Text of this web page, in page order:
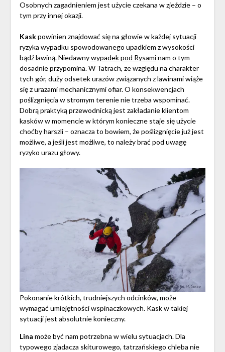
Osobnych zagadnieniem jest użycie czekana w zjeździe – o
tym przy innej okazji.
Kaskpowinien znajdować się na głowie w każdej sytuacji
ryzyka wypadku spowodowanego upadkiem z wysokości
bądź lawiną. Niedawnywypadek pod Rysaminam o tym
dosadnie przypomina. W Tatrach, ze względu na charakter
tych gór, duży odsetek urazów związanych z lawinami wiąże
się z urazami mechanicznymi ofiar. O konsekwencjach
poślizgnięcia w stromym terenie nie trzeba wspominać.
Dobrą praktyką przewodnicką jest zakładanie klientom
kasków w momencie w którym konieczne staje się użycie
choćby harszli – oznacza to bowiem, że poślizgnięcie już jest
możliwe, a jeśli jest możliwe, to należy brać pod uwagę
ryzyko urazu głowy.
Pokonanie krótkich, trudniejszych odcinków, może
wymagać umiejętności wspinaczkowych. Kask w takiej
sytuacji jest absolutnie konieczny.
Lina może być nam potrzebna w wielu sytuacjach. Dla
typowego zjadacza skiturowego, tatrzańskiego chleba nie